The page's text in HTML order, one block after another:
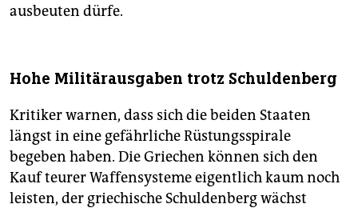
ausbeuten dürfe.
Hohe Militärausgaben trotz Schuldenberg
Kritiker warnen, dass sich die beiden Staaten
längst in eine gefährliche Rüstungsspirale
begeben haben. Die Griechen können sich den
Kauf teurer Waffensysteme eigentlich kaum noch
leisten, der griechische Schuldenberg wächst